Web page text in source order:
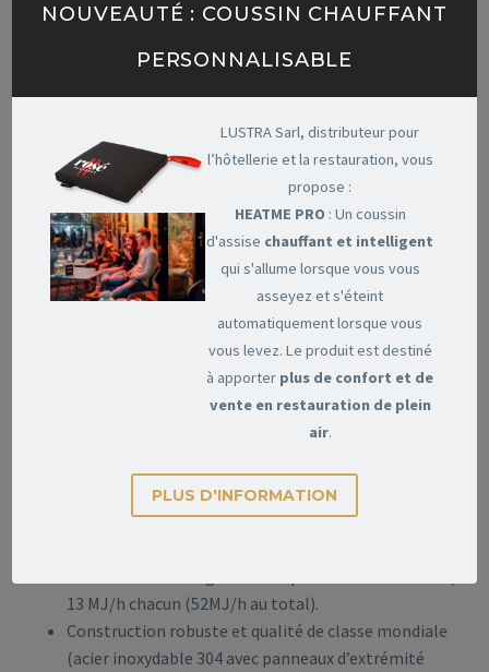
Zone de cuisson
2 pièces au niveau
BBQ à gaz infrarouge
intensité
Grille autonettoyante
avec réduction
significative des
flambées.
Appareil de plein air
polyvalent,
couvercle en haut ou en
bas.
Tous les barbecues CROSSRAY sont équipés de plaques de
BARBECUE À GAZ CROSSRAY : EXPLICATION
13 MJ/h chacun (52MJ/h au total).
Construction robuste et qualité de classe mondiale
(acier inoxydable 304 avec panneaux d’extrémité
NOUVEAUTÉ : COUSSIN CHAUFFANT
PERSONNALISABLE
LUSTRA Sarl, distributeur pour
l’hôtellerie et la restauration, vous
propose :
HEATME PRO : Un coussin
d'assise chauffant et intelligent
qui s'allume lorsque vous vous
asseyez et s'éteint
automatiquement lorsque vous
vous levez. Le produit est destiné
à apporter plus de confort et de
vente en restauration de plein
air.
PLUS D'INFORMATION